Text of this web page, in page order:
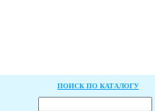
ПОИСК ПО КАТАЛОГУ